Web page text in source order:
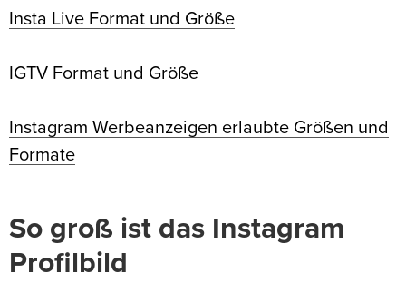
Insta Live Format und Größe
IGTV Format und Größe
Instagram Werbeanzeigen erlaubte Größen und
Formate
So groß ist das Instagram
Profilbild